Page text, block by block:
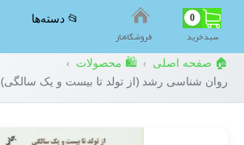
0
سبد‌خرید فروشگاه‌ناز
📂 دسته‌ها
🏠 صفحه اصلی › 🛍️ محصولات ›
روان شناسی رشد (از تولد تا بیست و یک سالگی)